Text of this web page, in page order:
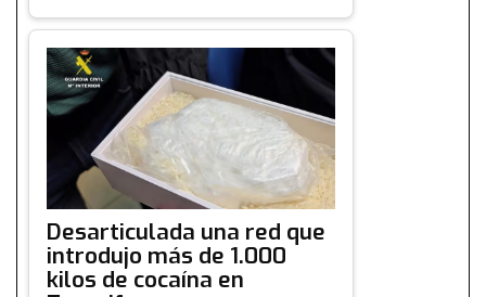
Desarticulada una red que
introdujo más de 1.000
kilos de cocaína en